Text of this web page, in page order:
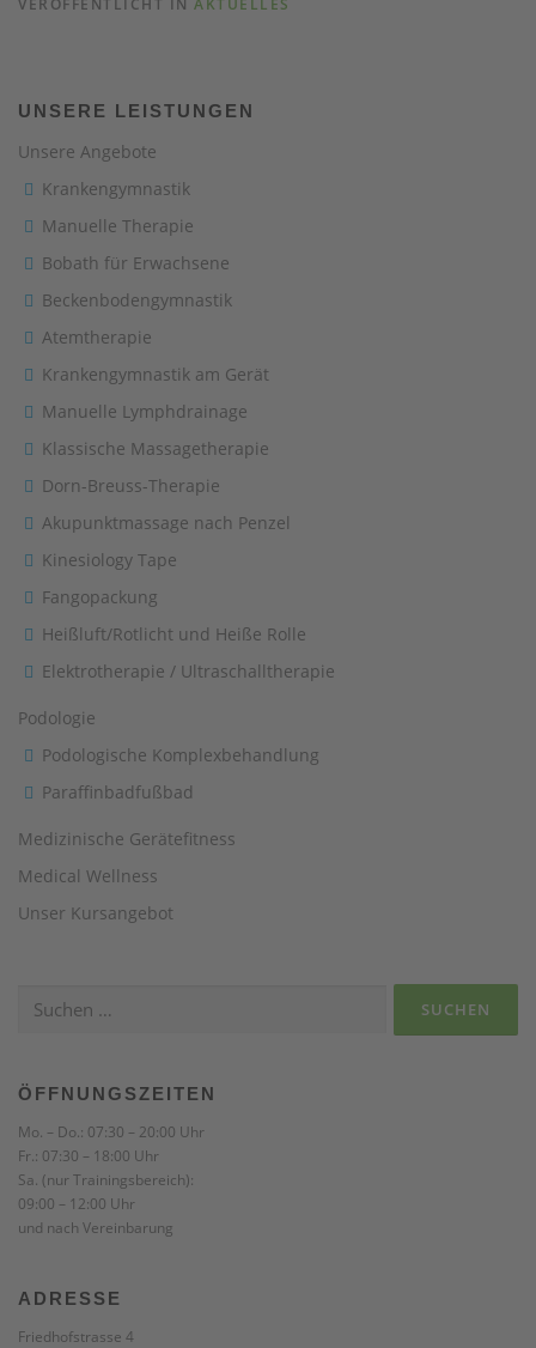
UNSERE LEISTUNGEN
Unsere Angebote
Krankengymnastik
Manuelle Therapie
Bobath für Erwachsene
Beckenbodengymnastik
Atemtherapie
Krankengymnastik am Gerät
Manuelle Lymphdrainage
Klassische Massagetherapie
Dorn-Breuss-Therapie
Akupunktmassage nach Penzel
Kinesiology Tape
Fangopackung
Heißluft/Rotlicht und Heiße Rolle
Elektrotherapie / Ultraschalltherapie
Podologie
Podologische Komplexbehandlung
Paraffinbadfußbad
Medizinische Gerätefitness
Medical Wellness
Unser Kursangebot
nach:
ÖFFNUNGSZEITEN
Mo. – Do.: 07:30 – 20:00 Uhr
Fr.: 07:30 – 18:00 Uhr
Sa. (nur Trainingsbereich):
09:00 – 12:00 Uhr
und nach Vereinbarung
ADRESSE
Friedhofstrasse 4